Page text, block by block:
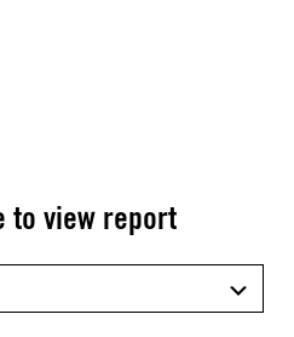
to view report